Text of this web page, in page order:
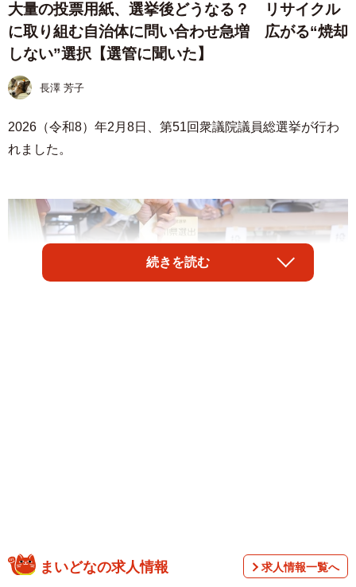
大量の投票用紙、選挙後どうなる？ リサイクル
に取り組む自治体に問い合わせ急増 広がる“焼却
しない”選択【選管に聞いた】
長澤 芳子
2026（令和8）年2月8日、第51回衆議院議員総選挙が行わ
れました。
選挙で使った投票用紙はどうなるの？ ※画像はイメージです（ Peak
River/stock.adobe.com）
続きを読む
まいどなの求人情報 求人情報一覧へ